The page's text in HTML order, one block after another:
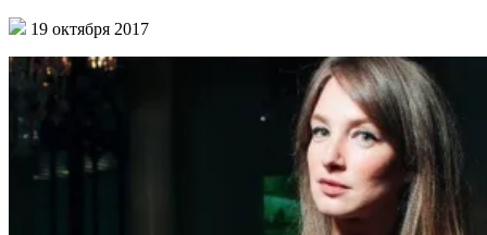
19 октября 2017